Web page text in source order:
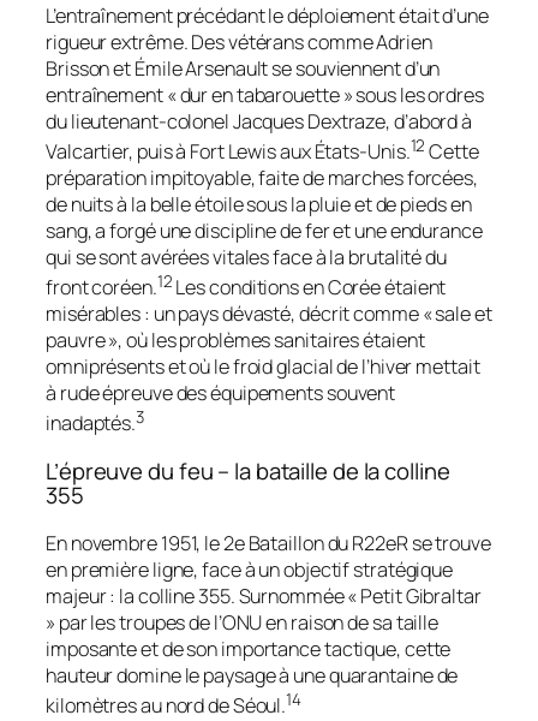
L’entraînement précédant le déploiement était d’une
rigueur extrême. Des vétérans comme Adrien
Brisson et Émile Arsenault se souviennent d’un
entraînement « dur en tabarouette » sous les ordres
du lieutenant-colonel Jacques Dextraze, d’abord à
Valcartier, puis à Fort Lewis aux États-Unis.12 Cette
préparation impitoyable, faite de marches forcées,
de nuits à la belle étoile sous la pluie et de pieds en
sang, a forgé une discipline de fer et une endurance
qui se sont avérées vitales face à la brutalité du
front coréen.12 Les conditions en Corée étaient
misérables : un pays dévasté, décrit comme « sale et
pauvre », où les problèmes sanitaires étaient
omniprésents et où le froid glacial de l’hiver mettait
à rude épreuve des équipements souvent
inadaptés.3
L’épreuve du feu – la bataille de la colline
355
En novembre 1951, le 2e Bataillon du R22eR se trouve
en première ligne, face à un objectif stratégique
majeur : la colline 355. Surnommée « Petit Gibraltar
» par les troupes de l’ONU en raison de sa taille
imposante et de son importance tactique, cette
hauteur domine le paysage à une quarantaine de
kilomètres au nord de Séoul.14